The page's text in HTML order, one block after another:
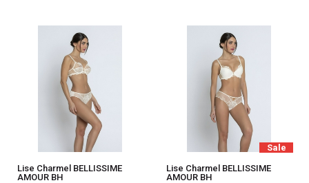
Lise Charmel BELLISSIME
AMOUR BH
Sale
Lise Charmel BELLISSIME
AMOUR BH